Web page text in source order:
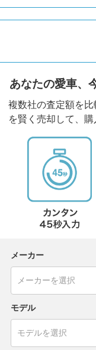
あなたの愛車、
複数社の査定額を
を賢く売却して、
メーカー
モデル